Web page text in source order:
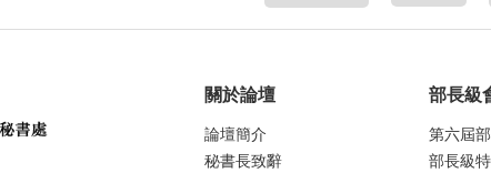
關於論壇
論壇簡介
秘書長致辭
部長級
第六屆
部長級